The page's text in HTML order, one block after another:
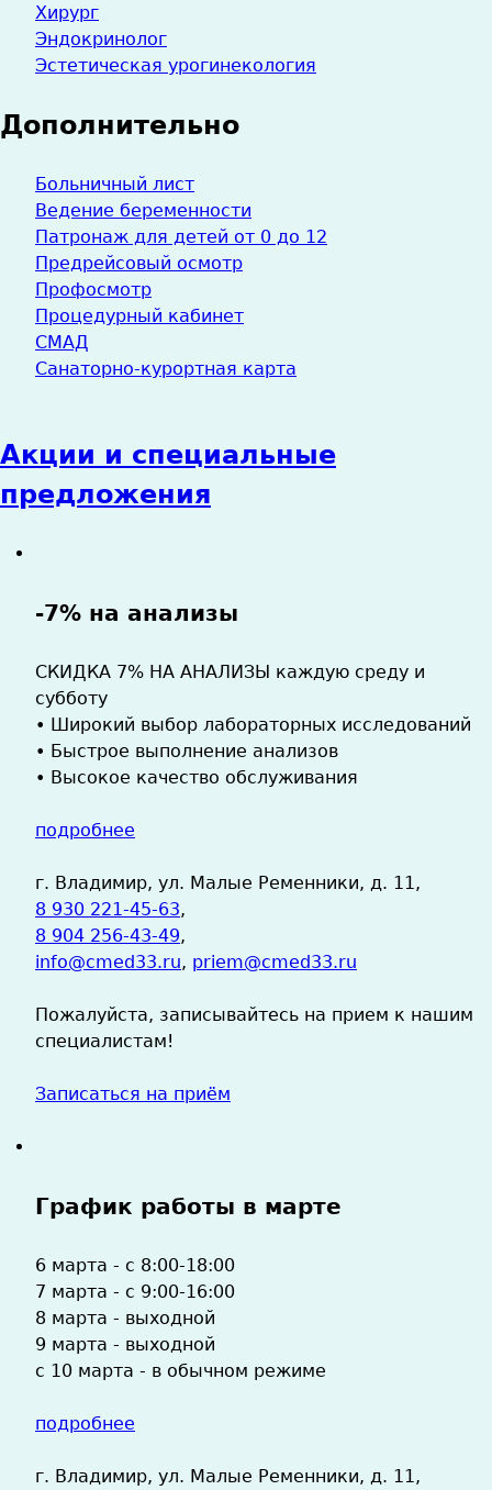
Хирург
Эндокринолог
Эстетическая урогинекология
Дополнительно
Больничный лист
Ведение беременности
Патронаж для детей от 0 до 12
Предрейсовый осмотр
Профосмотр
Процедурный кабинет
СМАД
Санаторно-курортная карта
Акции и специальные
предложения
-7% на анализы
СКИДКА 7% НА АНАЛИЗЫ каждую среду и
субботу
• Широкий выбор лабораторных исследований
• Быстрое выполнение анализов
• Высокое качество обслуживания
подробнее
г. Владимир, ул. Малые Ременники, д. 11,
8 930 221-45-63,
8 904 256-43-49,
info@cmed33.ru, priem@cmed33.ru
Пожалуйста, записывайтесь на прием к нашим
специалистам!
Записаться на приём
График работы в марте
6 марта - с 8:00-18:00
7 марта - с 9:00-16:00
8 марта - выходной
9 марта - выходной
с 10 марта - в обычном режиме
подробнее
г. Владимир, ул. Малые Ременники, д. 11,